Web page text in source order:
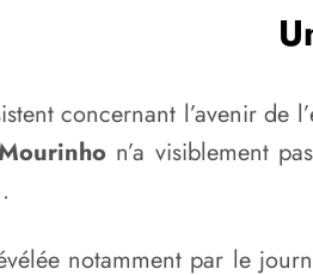
concernant l’avenir de
n’a visiblement
notamment par le